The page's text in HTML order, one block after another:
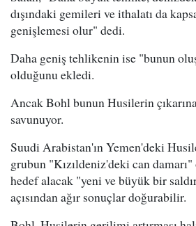
dışındaki gemileri ve ithalatı da
genişlemesi olur" dedi.
Daha geniş tehlikenin ise "bunun
olduğunu ekledi.
Ancak Bohl bunun Husilerin çıkarına
savunuyor.
Suudi Arabistan'ın Yemen'deki
grubun "Kızıldeniz'deki can
hedef alacak "yeni ve büyük bir
açısından ağır sonuçlar doğurabilir.